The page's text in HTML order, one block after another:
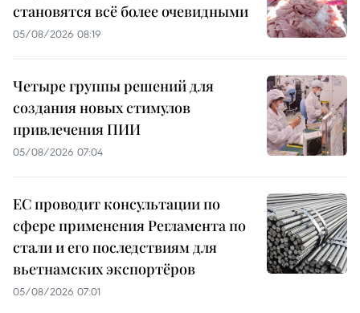
становятся всё более очевидными
05/08/2026 08:19
Четыре группы решений для
создания новых стимулов
привлечения ПИИ
05/08/2026 07:04
ЕС проводит консультации по
сфере применения Регламента по
стали и его последствиям для
вьетнамских экспортёров
05/08/2026 07:01